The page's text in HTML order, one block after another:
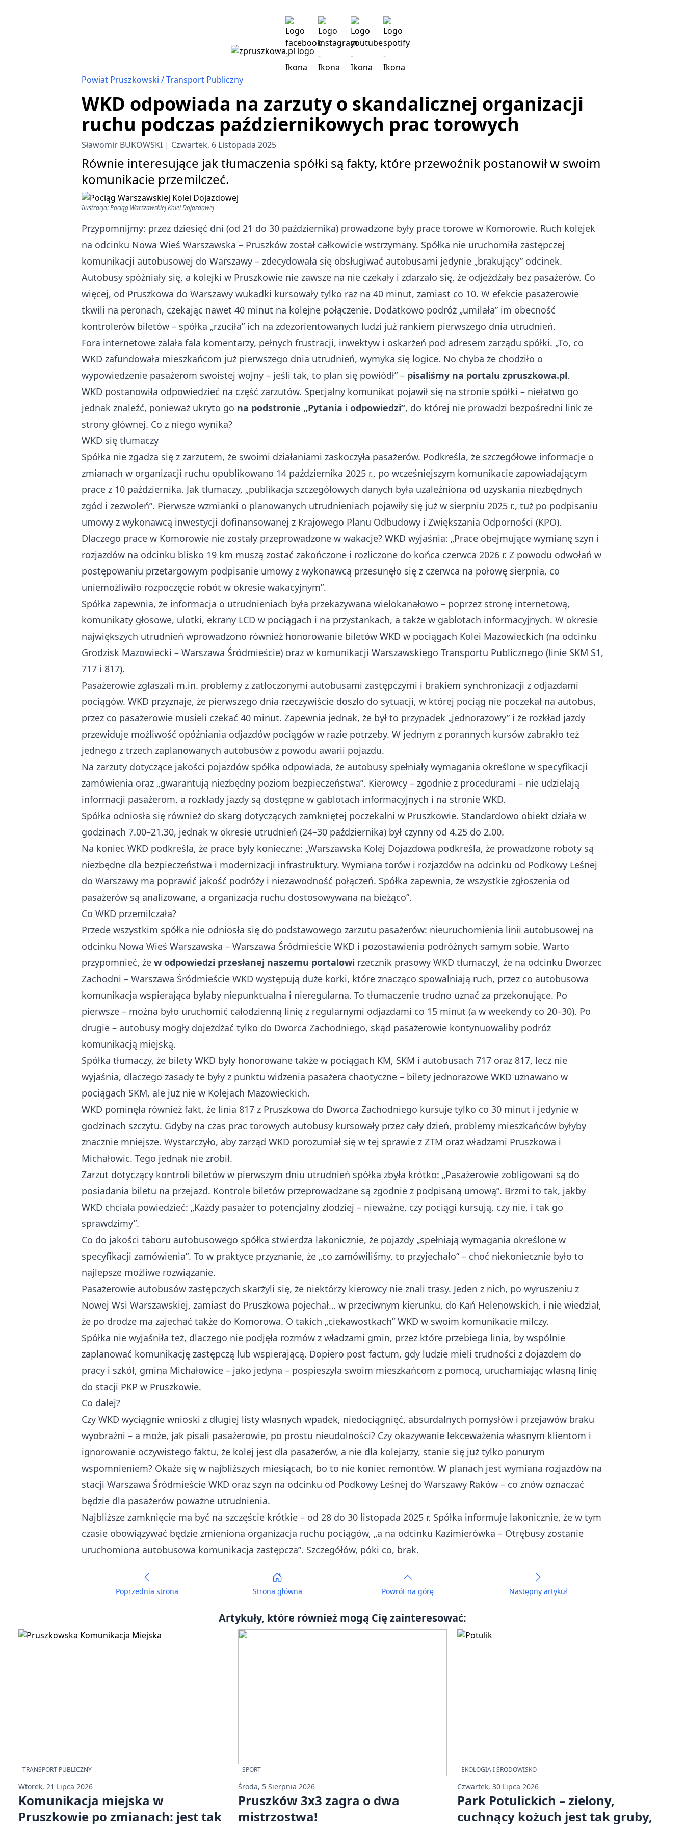
Powiat Pruszkowski Transport Publiczny
WKD odpowiada na zarzuty o skandalicznej organizacji
ruchu podczas październikowych prac torowych
Sławomir BUKOWSKI Czwartek, 6 Listopada 2025
Równie interesujące jak tłumaczenia spółki są fakty, które przewoźnik postanowił w swoim
komunikacie przemilczeć.
Ilustracja: Pociąg Warszawskiej Kolei Dojazdowej
Przypomnijmy: przez dziesięć dni (od 21 do 30 października) prowadzone były prace torowe w Komorowie. Ruch kolejek
na odcinku Nowa Wieś Warszawska – Pruszków został całkowicie wstrzymany. Spółka nie uruchomiła zastępczej
komunikacji autobusowej do Warszawy – zdecydowała się obsługiwać autobusami jedynie „brakujący” odcinek.
Autobusy spóźniały się, a kolejki w Pruszkowie nie zawsze na nie czekały i zdarzało się, że odjeżdżały bez pasażerów. Co
więcej, od Pruszkowa do Warszawy wukadki kursowały tylko raz na 40 minut, zamiast co 10. W efekcie pasażerowie
tkwili na peronach, czekając nawet 40 minut na kolejne połączenie. Dodatkowo podróż „umilała” im obecność
kontrolerów biletów – spółka „rzuciła” ich na zdezorientowanych ludzi już rankiem pierwszego dnia utrudnień.
Fora internetowe zalała fala komentarzy, pełnych frustracji, inwektyw i oskarżeń pod adresem zarządu spółki. „To, co
WKD zafundowała mieszkańcom już pierwszego dnia utrudnień, wymyka się logice. No chyba że chodziło o
wypowiedzenie pasażerom swoistej wojny – jeśli tak, to plan się powiódł” – pisaliśmy na portalu zpruszkowa.pl.
WKD postanowiła odpowiedzieć na część zarzutów. Specjalny komunikat pojawił się na stronie spółki – niełatwo go
jednak znaleźć, ponieważ ukryto go na podstronie „Pytania i odpowiedzi”, do której nie prowadzi bezpośredni link ze
strony głównej. Co z niego wynika?
WKD się tłumaczy
Spółka nie zgadza się z zarzutem, że swoimi działaniami zaskoczyła pasażerów. Podkreśla, że szczegółowe informacje o
zmianach w organizacji ruchu opublikowano 14 października 2025 r., po wcześniejszym komunikacie zapowiadającym
prace z 10 października. Jak tłumaczy, „publikacja szczegółowych danych była uzależniona od uzyskania niezbędnych
zgód i zezwoleń”. Pierwsze wzmianki o planowanych utrudnieniach pojawiły się już w sierpniu 2025 r., tuż po podpisaniu
umowy z wykonawcą inwestycji dofinansowanej z Krajowego Planu Odbudowy i Zwiększania Odporności (KPO).
Dlaczego prace w Komorowie nie zostały przeprowadzone w wakacje? WKD wyjaśnia: „Prace obejmujące wymianę szyn i
rozjazdów na odcinku blisko 19 km muszą zostać zakończone i rozliczone do końca czerwca 2026 r. Z powodu odwołań w
postępowaniu przetargowym podpisanie umowy z wykonawcą przesunęło się z czerwca na połowę sierpnia, co
uniemożliwiło rozpoczęcie robót w okresie wakacyjnym”.
Spółka zapewnia, że informacja o utrudnieniach była przekazywana wielokanałowo – poprzez stronę internetową,
komunikaty głosowe, ulotki, ekrany LCD w pociągach i na przystankach, a także w gablotach informacyjnych. W okresie
największych utrudnień wprowadzono również honorowanie biletów WKD w pociągach Kolei Mazowieckich (na odcinku
Grodzisk Mazowiecki – Warszawa Śródmieście) oraz w komunikacji Warszawskiego Transportu Publicznego (linie SKM S1,
717 i 817).
Pasażerowie zgłaszali m.in. problemy z zatłoczonymi autobusami zastępczymi i brakiem synchronizacji z odjazdami
pociągów. WKD przyznaje, że pierwszego dnia rzeczywiście doszło do sytuacji, w której pociąg nie poczekał na autobus,
przez co pasażerowie musieli czekać 40 minut. Zapewnia jednak, że był to przypadek „jednorazowy” i że rozkład jazdy
przewiduje możliwość opóźniania odjazdów pociągów w razie potrzeby. W jednym z porannych kursów zabrakło też
jednego z trzech zaplanowanych autobusów z powodu awarii pojazdu.
Na zarzuty dotyczące jakości pojazdów spółka odpowiada, że autobusy spełniały wymagania określone w specyfikacji
zamówienia oraz „gwarantują niezbędny poziom bezpieczeństwa”. Kierowcy – zgodnie z procedurami – nie udzielają
informacji pasażerom, a rozkłady jazdy są dostępne w gablotach informacyjnych i na stronie WKD.
Spółka odniosła się również do skarg dotyczących zamkniętej poczekalni w Pruszkowie. Standardowo obiekt działa w
godzinach 7.00–21.30, jednak w okresie utrudnień (24–30 października) był czynny od 4.25 do 2.00.
Na koniec WKD podkreśla, że prace były konieczne: „Warszawska Kolej Dojazdowa podkreśla, że prowadzone roboty są
niezbędne dla bezpieczeństwa i modernizacji infrastruktury. Wymiana torów i rozjazdów na odcinku od Podkowy Leśnej
do Warszawy ma poprawić jakość podróży i niezawodność połączeń. Spółka zapewnia, że wszystkie zgłoszenia od
pasażerów są analizowane, a organizacja ruchu dostosowywana na bieżąco”.
Co WKD przemilczała?
Przede wszystkim spółka nie odniosła się do podstawowego zarzutu pasażerów: nieuruchomienia linii autobusowej na
odcinku Nowa Wieś Warszawska – Warszawa Śródmieście WKD i pozostawienia podróżnych samym sobie. Warto
przypomnieć, że w odpowiedzi przesłanej naszemu portalowi rzecznik prasowy WKD tłumaczył, że na odcinku Dworzec
Zachodni – Warszawa Śródmieście WKD występują duże korki, które znacząco spowalniają ruch, przez co autobusowa
komunikacja wspierająca byłaby niepunktualna i nieregularna. To tłumaczenie trudno uznać za przekonujące. Po
pierwsze – można było uruchomić całodzienną linię z regularnymi odjazdami co 15 minut (a w weekendy co 20–30). Po
drugie – autobusy mogły dojeżdżać tylko do Dworca Zachodniego, skąd pasażerowie kontynuowaliby podróż
komunikacją miejską.
Spółka tłumaczy, że bilety WKD były honorowane także w pociągach KM, SKM i autobusach 717 oraz 817, lecz nie
wyjaśnia, dlaczego zasady te były z punktu widzenia pasażera chaotyczne – bilety jednorazowe WKD uznawano w
pociągach SKM, ale już nie w Kolejach Mazowieckich.
WKD pominęła również fakt, że linia 817 z Pruszkowa do Dworca Zachodniego kursuje tylko co 30 minut i jedynie w
godzinach szczytu. Gdyby na czas prac torowych autobusy kursowały przez cały dzień, problemy mieszkańców byłyby
znacznie mniejsze. Wystarczyło, aby zarząd WKD porozumiał się w tej sprawie z ZTM oraz władzami Pruszkowa i
Michałowic. Tego jednak nie zrobił.
Zarzut dotyczący kontroli biletów w pierwszym dniu utrudnień spółka zbyła krótko: „Pasażerowie zobligowani są do
posiadania biletu na przejazd. Kontrole biletów przeprowadzane są zgodnie z podpisaną umową”. Brzmi to tak, jakby
WKD chciała powiedzieć: „Każdy pasażer to potencjalny złodziej – nieważne, czy pociągi kursują, czy nie, i tak go
sprawdzimy”.
Co do jakości taboru autobusowego spółka stwierdza lakonicznie, że pojazdy „spełniają wymagania określone w
specyfikacji zamówienia”. To w praktyce przyznanie, że „co zamówiliśmy, to przyjechało” – choć niekoniecznie było to
najlepsze możliwe rozwiązanie.
Pasażerowie autobusów zastępczych skarżyli się, że niektórzy kierowcy nie znali trasy. Jeden z nich, po wyruszeniu z
Nowej Wsi Warszawskiej, zamiast do Pruszkowa pojechał… w przeciwnym kierunku, do Kań Helenowskich, i nie wiedział,
że po drodze ma zajechać także do Komorowa. O takich „ciekawostkach” WKD w swoim komunikacie milczy.
Spółka nie wyjaśniła też, dlaczego nie podjęła rozmów z władzami gmin, przez które przebiega linia, by wspólnie
zaplanować komunikację zastępczą lub wspierającą. Dopiero post factum, gdy ludzie mieli trudności z dojazdem do
pracy i szkół, gmina Michałowice – jako jedyna – pospieszyła swoim mieszkańcom z pomocą, uruchamiając własną linię
do stacji PKP w Pruszkowie.
Co dalej?
Czy WKD wyciągnie wnioski z długiej listy własnych wpadek, niedociągnięć, absurdalnych pomysłów i przejawów braku
wyobraźni – a może, jak pisali pasażerowie, po prostu nieudolności? Czy okazywanie lekceważenia własnym klientom i
ignorowanie oczywistego faktu, że kolej jest dla pasażerów, a nie dla kolejarzy, stanie się już tylko ponurym
wspomnieniem? Okaże się w najbliższych miesiącach, bo to nie koniec remontów. W planach jest wymiana rozjazdów na
stacji Warszawa Śródmieście WKD oraz szyn na odcinku od Podkowy Leśnej do Warszawy Raków – co znów oznaczać
będzie dla pasażerów poważne utrudnienia.
Najbliższe zamknięcie ma być na szczęście krótkie – od 28 do 30 listopada 2025 r. Spółka informuje lakonicznie, że w tym
czasie obowiązywać będzie zmieniona organizacja ruchu pociągów, „a na odcinku Kazimierówka – Otrębusy zostanie
uruchomiona autobusowa komunikacja zastępcza”. Szczegółów, póki co, brak.
Poprzednia strona Strona główna Powrót na górę Następny artykuł
Artykuły, które również mogą Cię zainteresować:
TRANSPORT PUBLICZNY
Wtorek, 21 Lipca 2026
Komunikacja miejska w
Pruszkowie po zmianach: jest tak
SPORT
Środa, 5 Sierpnia 2026
Pruszków 3x3 zagra o dwa
mistrzostwa!
EKOLOGIA I ŚRODOWISKO
Czwartek, 30 Lipca 2026
Park Potulickich – zielony,
cuchnący kożuch jest tak gruby,